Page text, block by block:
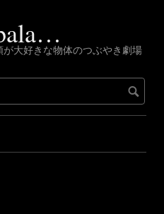
大好きな物体のつぶやき劇場